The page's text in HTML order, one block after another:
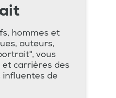
hommes et
auteurs,
vous
et carrières des
influentes de